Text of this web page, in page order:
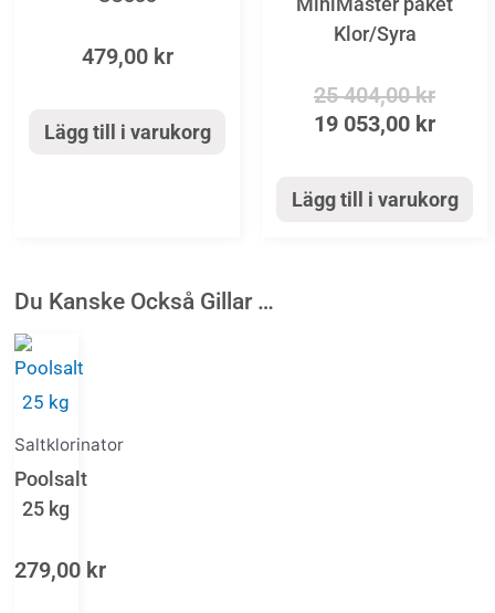
479,00 kr
Lägg till i varukorg
Klor/Syra
25 404,00kr
19 053,00 kr
Lägg till i varukorg
Du Kanske Också Gillar …
Saltklorinator
Poolsalt
25 kg
279,00 kr